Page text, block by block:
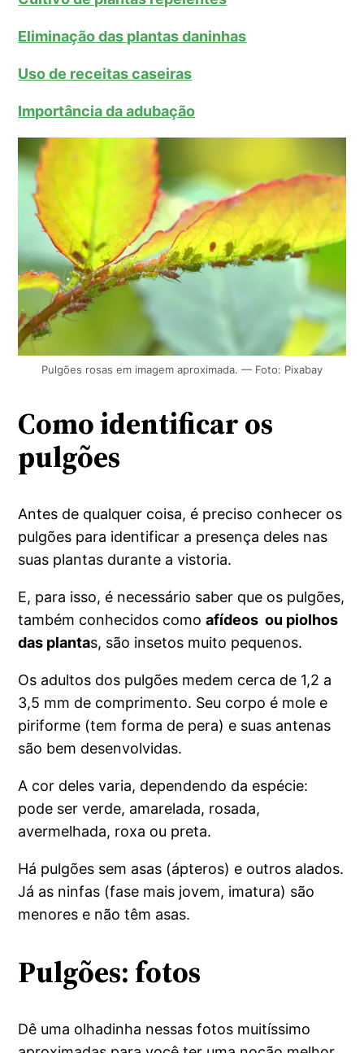
Eliminação das plantas daninhas
Uso de receitas caseiras
Importância da adubação
Pulgões rosas em imagem aproximada. — Foto: Pixabay
Como identificar os
pulgões
Antes de qualquer coisa, é preciso conhecer os
pulgões para identificar a presença deles nas
suas plantas durante a vistoria.
E, para isso, é necessário saber que os pulgões,
também conhecidos comoafídeos ou piolhos
das plantas, são insetos muito pequenos.
Os adultos dos pulgões medem cerca de 1,2 a
3,5 mm de comprimento. Seu corpo é mole e
piriforme (tem forma de pera) e suas antenas
são bem desenvolvidas.
A cor deles varia, dependendo da espécie:
pode ser verde, amarelada, rosada,
avermelhada, roxa ou preta.
Há pulgões sem asas (ápteros) e outros alados.
Já as ninfas (fase mais jovem, imatura) são
menores e não têm asas.
Pulgões: fotos
Dê uma olhadinha nessas fotos muitíssimo